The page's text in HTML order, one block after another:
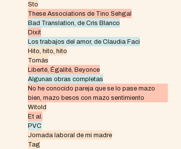
Sto
These Associations de Tino Sehgal
Bad Translation, de Cris Blanco
Dixit
Los trabajos del amor, de Claudia Faci
Hito, hito, hito
Tomás
Liberté, Égalité, Beyonce
Algunas obras completas
No he conocido pareja que se lo pase mazo
bien, mazo besos con mazo sentimiento
Witold
Et al.
PVC
Jornada laboral de mi madre
Tag